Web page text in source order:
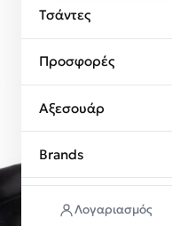
Τσάντες
Προσφορές
Αξεσουάρ
Brands
Λογαριασμός